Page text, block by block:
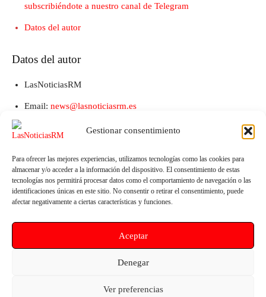
Gestionar consentimiento
Para ofrecer las mejores experiencias, utilizamos tecnologías como las cookies para
almacenar y/o acceder a la información del dispositivo. El consentimiento de estas
tecnologías nos permitirá procesar datos como el comportamiento de navegación o las
identificaciones únicas en este sitio. No consentir o retirar el consentimiento, puede
afectar negativamente a ciertas características y funciones.
Aceptar
Denegar
Ver preferencias
subscribiéndote a nuestro canal de Telegram
Datos del autor
Datos del autor
LasNoticiasRM
Email: news@lasnoticiasrm.es
Teléfono y Whatsapp: 641387053
urgentes ante el calor extremo
automático entre inmigración y